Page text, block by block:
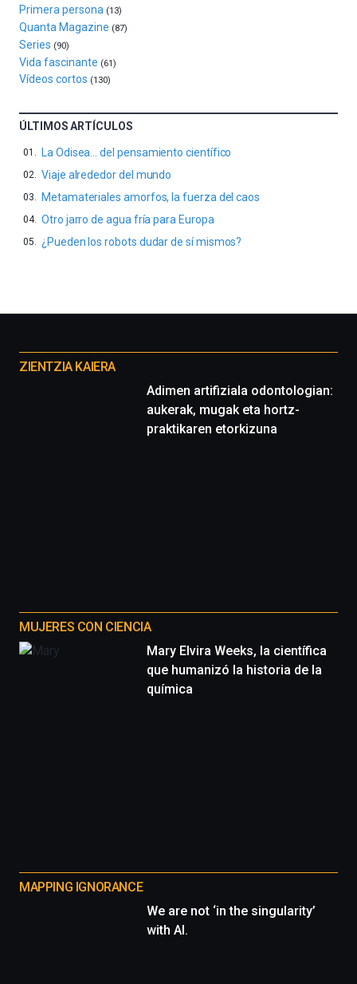
de
octubre.
La
iniciativa,
organizada
Cátedra…
Primera persona (13)
Quanta Magazine (87)
Series (90)
Vida fascinante (61)
Vídeos cortos (130)
ÚLTIMOS ARTÍCULOS
La Odisea… del pensamiento científico
Viaje alrededor del mundo
Metamateriales amorfos, la fuerza del caos
Otro jarro de agua fría para Europa
¿Pueden los robots dudar de sí mismos?
proyectos
ZIENTZIA KAIERA
Adimen artifiziala odontologian:
aukerak, mugak eta hortz-
praktikaren etorkizuna
MUJERES CON CIENCIA
Mary Elvira Weeks, la científica
que humanizó la historia de la
química
MAPPING IGNORANCE
We are not ‘in the singularity’
with AI.